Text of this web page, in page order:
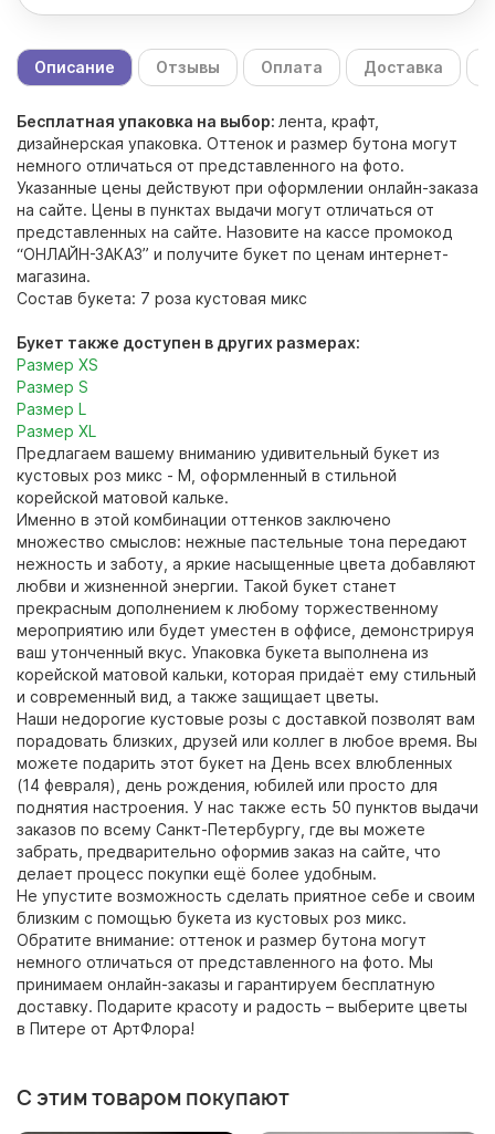
Описание Отзывы Оплата Доставка
Бесплатная упаковка на выбор: лента, крафт,
дизайнерская упаковка. Оттенок и размер бутона могут
немного отличаться от представленного на фото.
Указанные цены действуют при оформлении онлайн-заказа
на сайте. Цены в пунктах выдачи могут отличаться от
представленных на сайте. Назовите на кассе промокод
“ОНЛАЙН-ЗАКАЗ” и получите букет по ценам интернет-
магазина.
Состав букета: 7 роза кустовая микс
Букет также доступен в других размерах:
Размер XS
Размер S
Размер L
Размер XL
Предлагаем вашему вниманию удивительный букет из
кустовых роз микс - M, оформленный в стильной
корейской матовой кальке.
Именно в этой комбинации оттенков заключено
множество смыслов: нежные пастельные тона передают
нежность и заботу, а яркие насыщенные цвета добавляют
любви и жизненной энергии. Такой букет станет
прекрасным дополнением к любому торжественному
мероприятию или будет уместен в оффисе, демонстрируя
ваш утонченный вкус. Упаковка букета выполнена из
корейской матовой кальки, которая придаёт ему стильный
и современный вид, а также защищает цветы.
Наши недорогие кустовые розы с доставкой позволят вам
порадовать близких, друзей или коллег в любое время. Вы
можете подарить этот букет на День всех влюбленных
(14 февраля), день рождения, юбилей или просто для
поднятия настроения. У нас также есть 50 пунктов выдачи
заказов по всему Санкт-Петербургу, где вы можете
забрать, предварительно оформив заказ на сайте, что
делает процесс покупки ещё более удобным.
Не упустите возможность сделать приятное себе и своим
близким с помощью букета из кустовых роз микс.
Обратите внимание: оттенок и размер бутона могут
немного отличаться от представленного на фото. Мы
принимаем онлайн-заказы и гарантируем бесплатную
доставку. Подарите красоту и радость – выберите цветы
в Питере от АртФлора!
С этим товаром покупают